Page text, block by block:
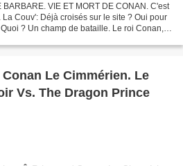
VIE ET MORT DE CONAN. C'est
Couv': Déjà croisés sur le site ? Oui pour
? Un champ de bataille. Le roi Conan,
Le Cimmérien. Le